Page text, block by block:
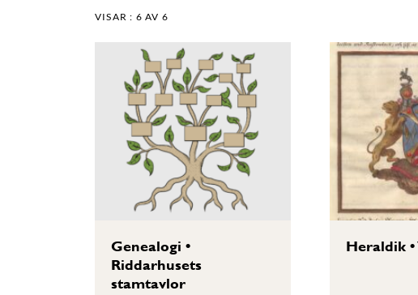
VISAR : 6 AV 6
Genealogi •
Riddarhusets
stamtavlor
Heraldik•